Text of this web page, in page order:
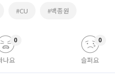
#CU #백종원
나요
0
슬퍼요
0